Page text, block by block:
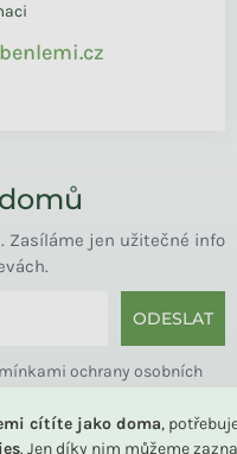
cítíte jako doma,
. Jen díky nim můžeme
Zasíláme jen užitečné info
ODESLAT
ochrany osobních